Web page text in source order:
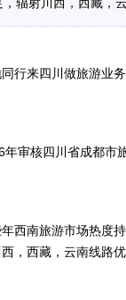
行来四川做旅游业
年审核四川省成都市
西南旅游市场热度
，西藏，云南线路